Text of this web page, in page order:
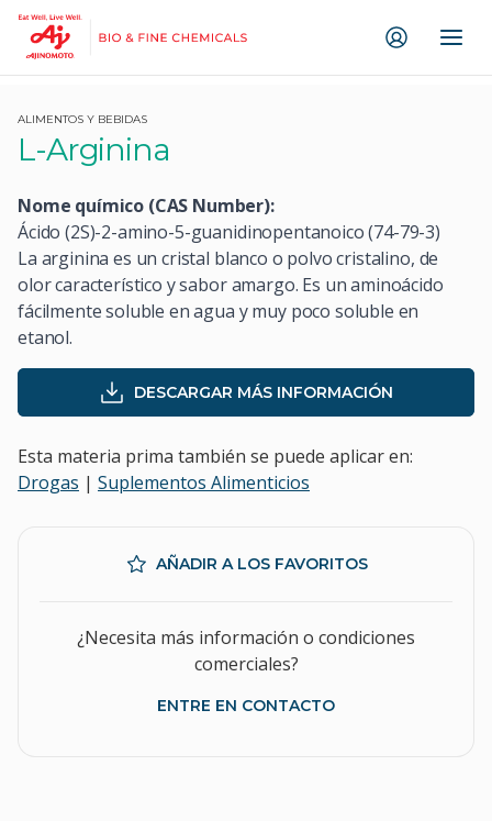
Ir direto ao conteúdo
ALIMENTOS Y BEBIDAS
L-Arginina
Nome químico (CAS Number):
Ácido (2S)-2-amino-5-guanidinopentanoico (74-79-3)
La arginina es un cristal blanco o polvo cristalino, de
olor característico y sabor amargo. Es un aminoácido
fácilmente soluble en agua y muy poco soluble en
etanol.
DESCARGAR MÁS INFORMACIÓN
Esta materia prima también se puede aplicar en:
Drogas | Suplementos Alimenticios
AÑADIR A LOS FAVORITOS
¿Necesita más información o condiciones
comerciales?
ENTRE EN CONTACTO